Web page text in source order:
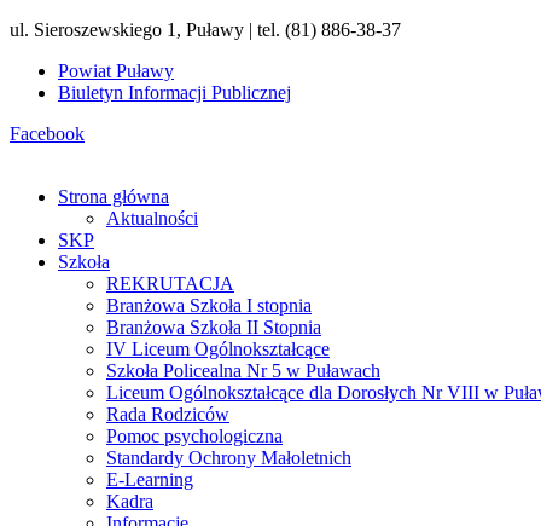
ul. Sieroszewskiego 1, Puławy | tel. (81) 886-38-37
Powiat Puławy
Biuletyn Informacji Publicznej
Facebook
Strona główna
Aktualności
SKP
Szkoła
REKRUTACJA
Branżowa Szkoła I stopnia
Branżowa Szkoła II Stopnia
IV Liceum Ogólnokształcące
Szkoła Policealna Nr 5 w Puławach
Liceum Ogólnokształcące dla Dorosłych Nr VIII w
Rada Rodziców
Pomoc psychologiczna
Standardy Ochrony Małoletnich
E-Learning
Kadra